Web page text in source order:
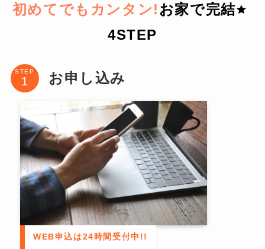
初めてでもカンタン! お家で完結
4STEP
STEP お申し込み
WEB申込は24時間受付中!!